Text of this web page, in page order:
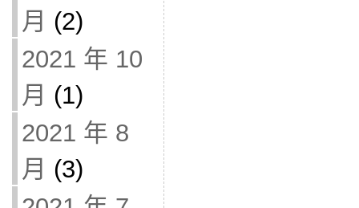
月 (2)
2021 年 10
月 (1)
2021 年 8
月 (3)